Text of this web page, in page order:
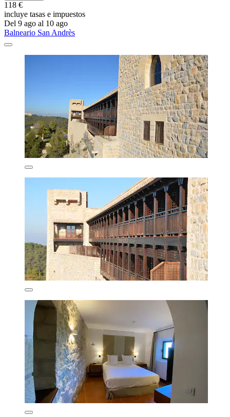
118 €
incluye tasas e impuestos
Del 9 ago al 10 ago
Balneario San Andrès